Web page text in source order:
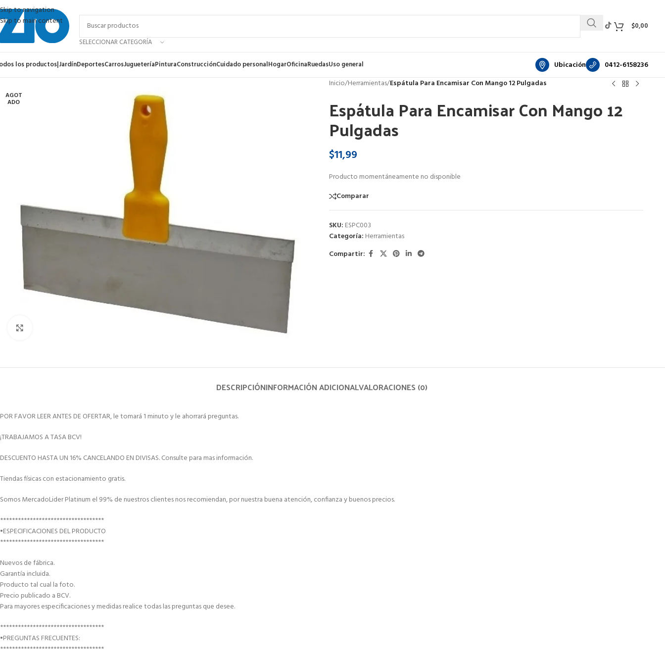
Skip to navigation
Skip to main content
SELECCIONAR CATEGORÍA
$0,00
los productos|JardínDeportesCarrosJugueteríaPinturaConstrucciónCuidado personalHogarOficinaRuedasUso general Ubicación 0412-6158236
AGOT
ADO
Inicio/Herramientas/Espátula Para Encamisar Con Mango 12 Pulgadas
Espátula Para Encamisar Con Mango 12
Pulgadas
$11,99
Producto momentáneamente no disponible
Comparar
SKU: ESPC003
Categoría: Herramientas
Compartir:
DESCRIPCIÓNINFORMACIÓN ADICIONALVALORACIONES (0)
POR FAVOR LEER ANTES DE OFERTAR, le tomará 1 minuto y le ahorrará preguntas.
¡TRABAJAMOS A TASA BCV!
DESCUENTO HASTA UN 16% CANCELANDO EN DIVISAS. Consulte para mas información.
Tiendas físicas con estacionamiento gratis.
Somos MercadoLider Platinum el 99% de nuestros clientes nos recomiendan, por nuestra buena atención, confianza y buenos precios.
***********************************
•ESPECIFICACIONES DEL PRODUCTO
***********************************
Nuevos de fábrica.
Garantía incluida.
Producto tal cual la foto.
Precio publicado a BCV.
Para mayores especificaciones y medidas realice todas las preguntas que desee.
***********************************
•PREGUNTAS FRECUENTES:
***********************************